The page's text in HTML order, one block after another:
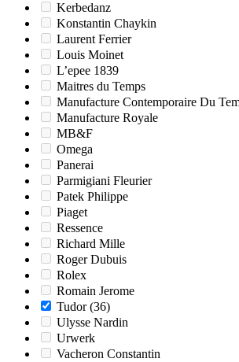
Kerbedanz
Konstantin Chaykin
Laurent Ferrier
Louis Moinet
L’epee 1839
Maitres du Temps
Manufacture Contemporaire Du
Manufacture Royale
MB&F
Omega
Panerai
Parmigiani Fleurier
Patek Philippe
Piaget
Ressence
Richard Mille
Roger Dubuis
Rolex
Romain Jerome
Tudor (36)
Ulysse Nardin
Urwerk
Vacheron Constantin